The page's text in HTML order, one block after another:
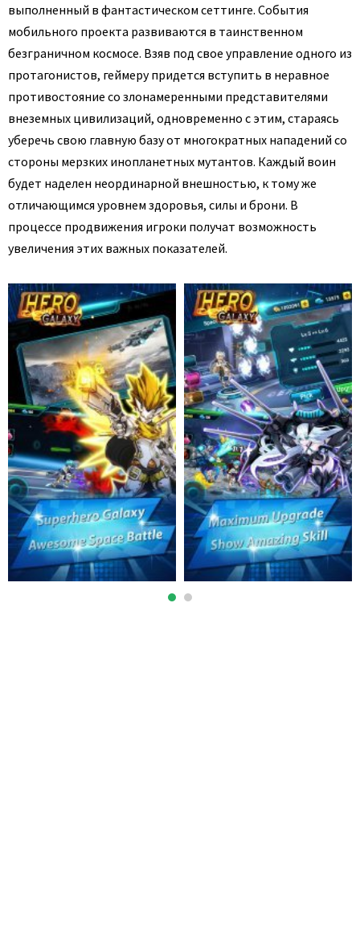
выполненный в фантастическом сеттинге. События
мобильного проекта развиваются в таинственном
безграничном космосе. Взяв под свое управление одного из
протагонистов, геймеру придется вступить в неравное
противостояние со злонамеренными представителями
внеземных цивилизаций, одновременно с этим, стараясь
уберечь свою главную базу от многократных нападений со
стороны мерзких инопланетных мутантов. Каждый воин
будет наделен неординарной внешностью, к тому же
отличающимся уровнем здоровья, силы и брони. В
процессе продвижения игроки получат возможность
увеличения этих важных показателей.